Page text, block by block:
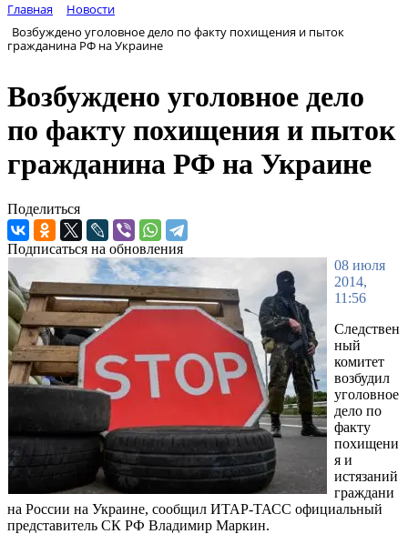
Главная
Новости
Возбуждено уголовное дело по факту похищения и пыток
гражданина РФ на Украине
Возбуждено уголовное дело
по факту похищения и пыток
гражданина РФ на Украине
Поделиться
Подписаться на обновления
08 июля
2014,
11:56
Следствен
ный
комитет
возбудил
уголовное
дело по
факту
похищени
я и
истязаний
граждани
на России на Украине, сообщил ИТАР-ТАСС официальный
представитель СК РФ Владимир Маркин.